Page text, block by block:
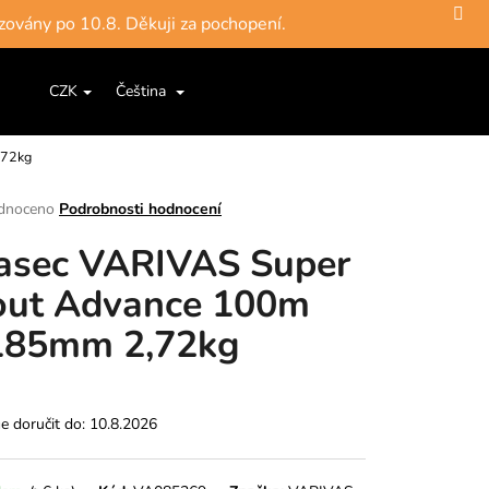
po 10.8. Děkuji za pochopení.
a šňůry Jigové hlavičky, háčky
CZK Čeština
Přihlášení
košík
Podrobnosti hodnocení
VARIVAS Super
Advance 100m
2,72kg
doručit do: 10.8.2026